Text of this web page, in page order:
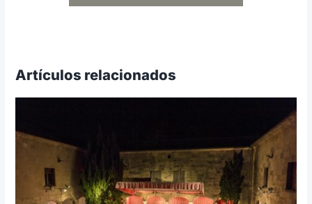
Artículos relacionados